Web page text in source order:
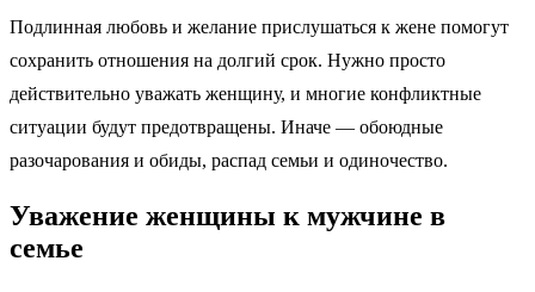
Подлинная любовь и желание прислушаться к жене помогут
сохранить отношения на долгий срок. Нужно просто
действительно уважать женщину, и многие конфликтные
ситуации будут предотвращены. Иначе — обоюдные
разочарования и обиды, распад семьи и одиночество.
Уважение женщины к мужчине в
семье